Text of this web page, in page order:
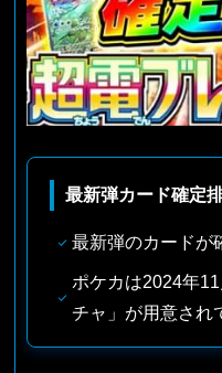
最新弾カード確定
最新弾のカードが
ポケカは2024年
チャ」が用意され